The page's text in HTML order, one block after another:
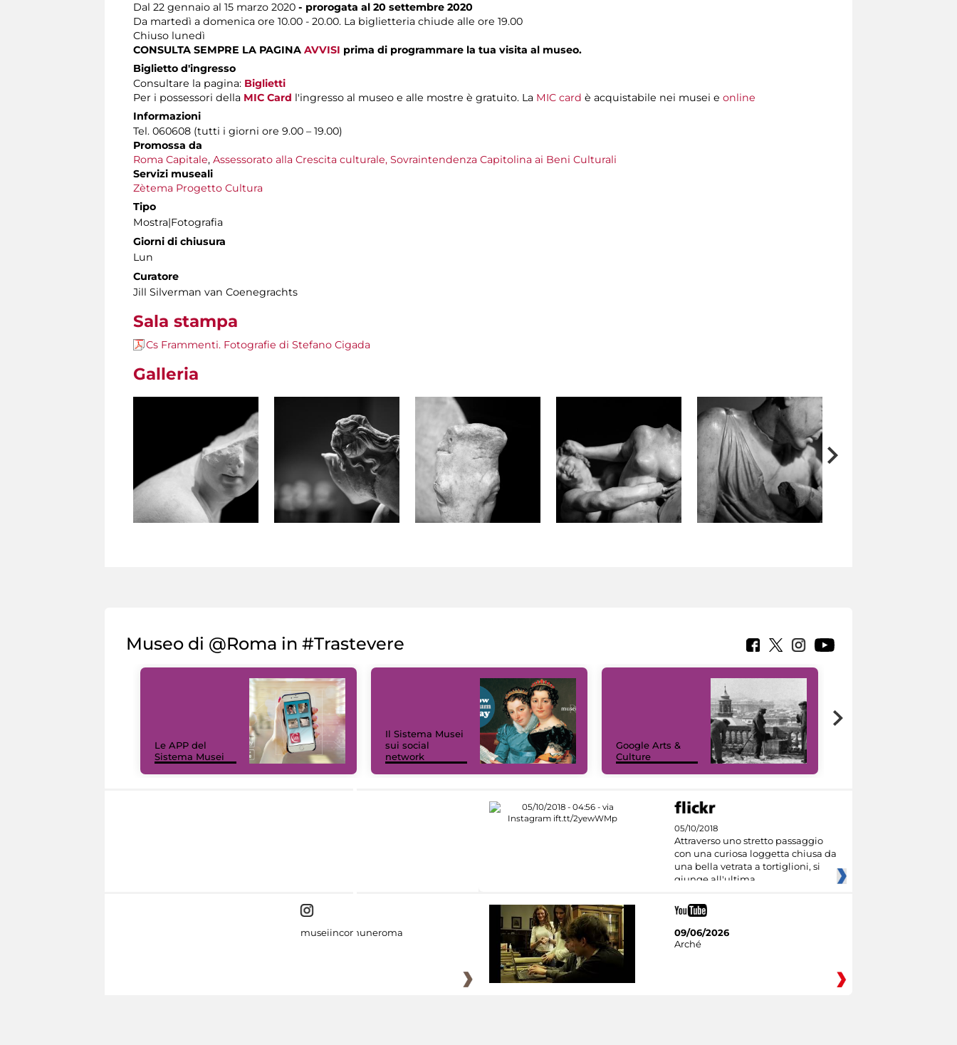
Dal 22 gennaio al 15 marzo 2020 - prorogata al 20 settembre 2020
Da martedì a domenica ore 10.00 - 20.00. La biglietteria chiude alle ore 19.00
Chiuso lunedì
CONSULTA SEMPRE LA PAGINA AVVISI prima di programmare la tua visita al museo.
Biglietto d'ingresso
Consultare la pagina: Biglietti
Per i possessori della MIC Card l'ingresso al museo e alle mostre è gratuito. La MIC card è acquistabile nei musei e online
Informazioni
Tel. 060608 (tutti i giorni ore 9.00 – 19.00)
Promossa da
Roma Capitale, Assessorato alla Crescita culturale, Sovraintendenza Capitolina ai Beni Culturali
Servizi museali
Zètema Progetto Cultura
Tipo
Mostra|Fotografia
Giorni di chiusura
Lun
Curatore
Jill Silverman van Coenegrachts
Sala stampa
Cs Frammenti. Fotografie di Stefano Cigada
Galleria
Museo di @Roma in #Trastevere
Le APP del
Sistema Musei
Il Sistema Musei
sui social
network
Google Arts &
Culture
05/10/2018
Attraverso uno stretto passaggio
con una curiosa loggetta chiusa da
una bella vetrata a tortiglioni, si
giunge all'ultima
museiincomuneroma
09/06/2026
Arché